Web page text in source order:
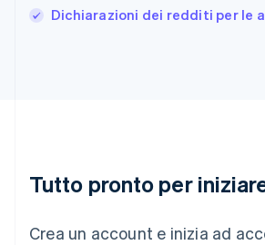
Dichiarazioni dei redditi per le
Tutto pronto per
Crea un account e inizia ad
English
Lettonia
English
DeutschEnglish